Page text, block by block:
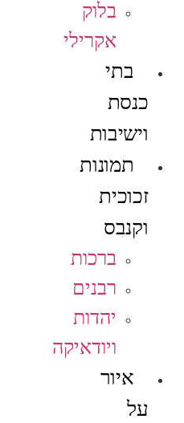
בלוק
אקרילי
בתי
כנסת
וישיבות
תמונות
זכוכית
וקנבס
ברכות
רבנים
יהדות
ויודאיקה
איור
על